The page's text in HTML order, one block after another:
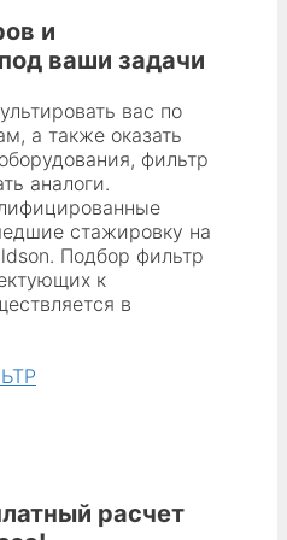
и
ваши задачи
вас по
а также оказать
фильтр
аналоги.
стажировку на
Подбор фильтр
к
в
расчет